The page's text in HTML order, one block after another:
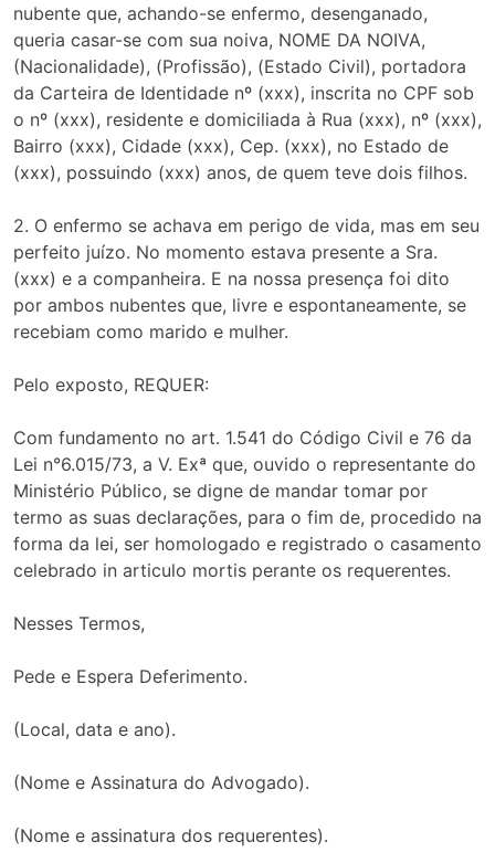
nubente que, achando-se enfermo, desenganado,
queria casar-se com sua noiva, NOME DA NOIVA,
(Nacionalidade), (Profissão), (Estado Civil), portadora
da Carteira de Identidade nº (xxx), inscrita no CPF sob
o nº (xxx), residente e domiciliada à Rua (xxx), nº (xxx),
Bairro (xxx), Cidade (xxx), Cep. (xxx), no Estado de
(xxx), possuindo (xxx) anos, de quem teve dois filhos.
2. O enfermo se achava em perigo de vida, mas em seu
perfeito juízo. No momento estava presente a Sra.
(xxx) e a companheira. E na nossa presença foi dito
por ambos nubentes que, livre e espontaneamente, se
recebiam como marido e mulher.
Pelo exposto, REQUER:
Com fundamento no art. 1.541 do Código Civil e 76 da
Lei n°6.015/73, a V. Exª que, ouvido o representante do
Ministério Público, se digne de mandar tomar por
termo as suas declarações, para o fim de, procedido na
forma da lei, ser homologado e registrado o casamento
celebrado in articulo mortis perante os requerentes.
Nesses Termos,
Pede e Espera Deferimento.
(Local, data e ano).
(Nome e Assinatura do Advogado).
(Nome e assinatura dos requerentes).